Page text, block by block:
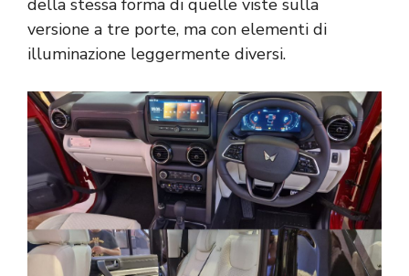
della stessa forma di quelle viste sulla
versione a tre porte, ma con elementi di
illuminazione leggermente diversi.